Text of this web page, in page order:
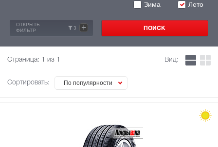
Зима Лето
ОТКРЫТЬ
ФИЛЬТР
3 +
Страница: 1 из 1
Сортировать: По популярности
Вид: